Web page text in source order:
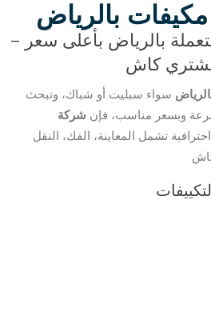
بالرياض
بالرياض بأعلى سعر –
كاش
سواء سبليت أو شباك، وتبحث
وبسعر مناسب، فإن شركة
تشمل المعاينة، الفك، النقل